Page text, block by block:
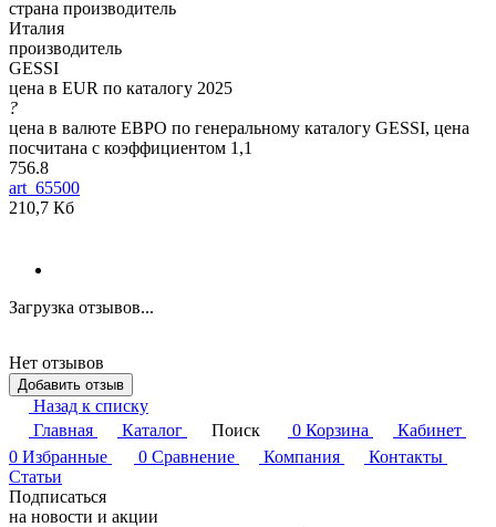
страна производитель
Италия
производитель
GESSI
цена в EUR по каталогу 2025
?
цена в валюте ЕВРО по генеральному каталогу GESSI, цена
посчитана с коэффициентом 1,1
756.8
art_65500
210,7 Кб
Загрузка отзывов...
Нет отзывов
Добавить отзыв
Назад к списку
Главная
Каталог Поиск 0 Корзина
Кабинет
0 Избранные 0 Сравнение Компания
Контакты
Статьи
Подписаться
на новости и акции